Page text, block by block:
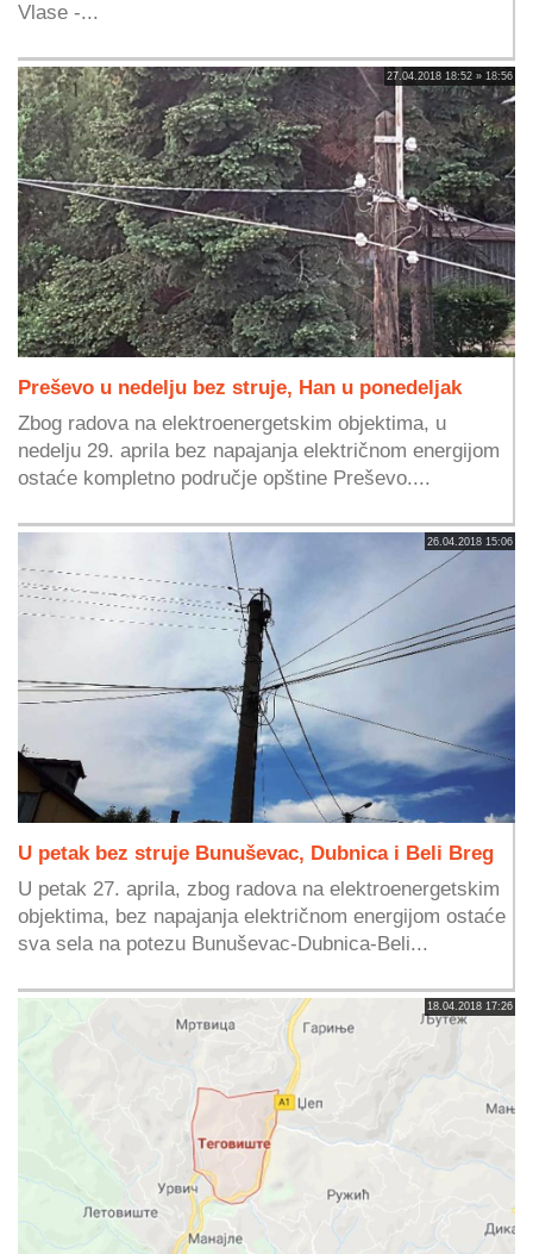
Vlase -...
27.04.2018 18:52 » 18:56
Preševo u nedelju bez struje, Han u ponedeljak
Zbog radova na elektroenergetskim objektima, u
nedelju 29. aprila bez napajanja električnom energijom
ostaće kompletno područje opštine Preševo....
26.04.2018 15:06
U petak bez struje Bunuševac, Dubnica i Beli Breg
U petak 27. aprila, zbog radova na elektroenergetskim
objektima, bez napajanja električnom energijom ostaće
sva sela na potezu Bunuševac-Dubnica-Beli...
18.04.2018 17:26